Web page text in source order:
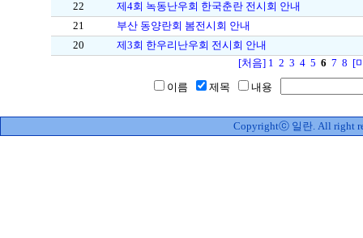
22
제4회 녹동난우회 한국춘란 전시회 안내
21
부산 동양란회 봄전시회 안내
20
제3회 한우리난우회 전시회 안내
[처음] 1 2 3 4 5 6 7 8 [
이름
제목 내용
Copyrightⓒ 일란. All right